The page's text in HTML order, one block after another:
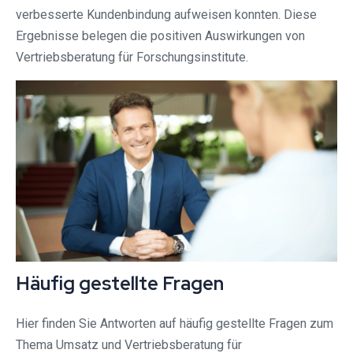
verbesserte Kundenbindung aufweisen konnten. Diese
Ergebnisse belegen die positiven Auswirkungen von
Vertriebsberatung für Forschungsinstitute.
Häufig gestellte Fragen
Hier finden Sie Antworten auf häufig gestellte Fragen zum
Thema Umsatz und Vertriebsberatung für